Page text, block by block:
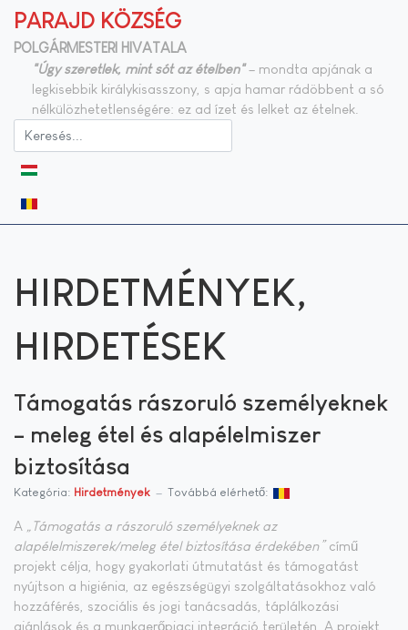
PARAJD KÖZSÉG
POLGÁRMESTERI HIVATALA
"Úgy szeretlek, mint sót az ételben"– mondta apjának a
legkisebbik királykisasszony, s apja hamar rádöbbent a só
nélkülözhetetlenségére: ez ad ízet és lelket az ételnek.
HIRDETMÉNYEK,
HIRDETÉSEK
Támogatás rászoruló személyeknek
– meleg étel és alapélelmiszer
biztosítása
Kategória: Hirdetmények Továbbá elérhető:
A
„Támogatás a rászoruló személyeknek az
alapélelmiszerek/meleg étel biztosítása érdekében”című
projekt célja, hogy gyakorlati útmutatást és támogatást
nyújtson a higiénia, az egészségügyi szolgáltatásokhoz való
hozzáférés, szociális és jogi tanácsadás, táplálkozási
ajánlások és a munkaerőpiaci integráció területén. A projekt